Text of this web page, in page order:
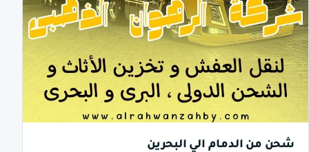
شحن من الدمام الي البحرين